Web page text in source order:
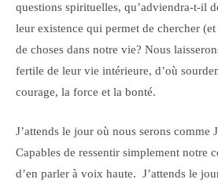
questions spirituelles, qu’adviendra-t-il
leur existence qui permet de chercher
de choses dans notre vie? Nous
fertile de leur vie intérieure, d’où
courage, la force et la bonté.
J’attends le jour où nous serons comme
Capables de ressentir simplement notre
d’en parler à voix haute. J’attends le